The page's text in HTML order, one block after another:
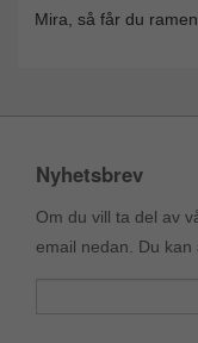
Mira, så får du
Nyhetsbrev
Om du vill ta del av
email nedan. Du